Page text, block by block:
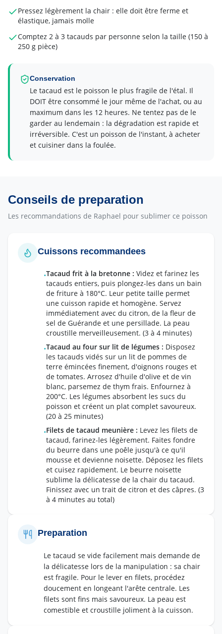
Pressez légèrement la chair : elle doit être ferme et
élastique, jamais molle
Comptez 2 à 3 tacauds par personne selon la taille (150 à
250 g pièce)
Conservation
Le tacaud est le poisson le plus fragile de l'étal. Il
DOIT être consommé le jour même de l'achat, ou au
maximum dans les 12 heures. Ne tentez pas de le
garder au lendemain : la dégradation est rapide et
irréversible. C'est un poisson de l'instant, à acheter
et cuisiner dans la foulée.
Conseils de preparation
Les recommandations de Raphael pour sublimer ce poisson
Cuissons recommandees
•Tacaud frit à la bretonne : Videz et farinez les
tacauds entiers, puis plongez-les dans un bain
de friture à 180°C. Leur petite taille permet
une cuisson rapide et homogène. Servez
immédiatement avec du citron, de la fleur de
sel de Guérande et une persillade. La peau
croustille merveilleusement. (3 à 4 minutes)
•Tacaud au four sur lit de légumes : Disposez
les tacauds vidés sur un lit de pommes de
terre émincées finement, d'oignons rouges et
de tomates. Arrosez d'huile d'olive et de vin
blanc, parsemez de thym frais. Enfournez à
200°C. Les légumes absorbent les sucs du
poisson et créent un plat complet savoureux.
(20 à 25 minutes)
•Filets de tacaud meunière : Levez les filets de
tacaud, farinez-les légèrement. Faites fondre
du beurre dans une poêle jusqu'à ce qu'il
mousse et devienne noisette. Déposez les filets
et cuisez rapidement. Le beurre noisette
sublime la délicatesse de la chair du tacaud.
Finissez avec un trait de citron et des câpres. (3
à 4 minutes au total)
Preparation
Le tacaud se vide facilement mais demande de
la délicatesse lors de la manipulation : sa chair
est fragile. Pour le lever en filets, procédez
doucement en longeant l'arête centrale. Les
filets sont fins mais savoureux. La peau est
comestible et croustille joliment à la cuisson.